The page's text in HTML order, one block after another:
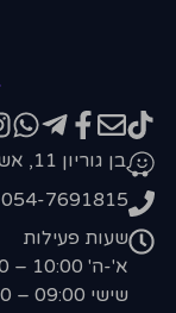
בן גוריון 11, אשקלון
054-7691815
שעות פעילות
א'-ה' 10:00 – 18:00
שישי 09:00 – 13:00